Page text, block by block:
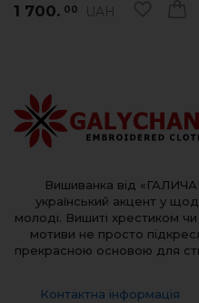
1 700. 00 UAH
Вишиванка від
український акцент у
молоді. Вишиті хрестиком
мотиви не просто
прекрасною основою для
Контактна інформація